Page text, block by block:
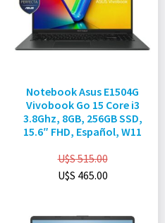
Notebook Asus E1504G
Vivobook Go 15 Core i3
3.8Ghz, 8GB, 256GB SSD,
15.6″ FHD, Español, W11
U$S515.00
U$S 465.00